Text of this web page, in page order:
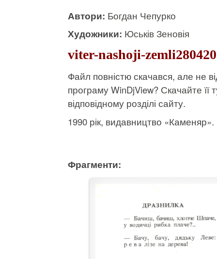
Автори: Богдан Чепурко
Художники: Юськів Зеновія
viter-nashoji-
Файл повністю скачався, але не
програму WinDjView? Скачайте її
відповідному розділі сайту.
1990 рік, видавництво «Каменяр».
Фрагменти: